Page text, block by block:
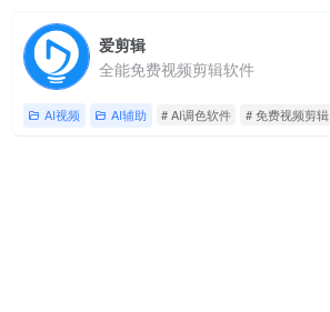
爱剪辑
全能免费视频剪辑软件
AI视频 AI辅助 # AI调色软件 # 免费视频剪辑